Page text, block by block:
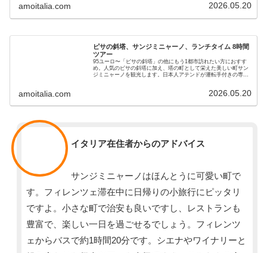
amoitalia.com 2026.05.20
ピサの斜塔、サンジミニャーノ、ランチタイム 8時間
ツアー
95ユーロ〜「ピサの斜塔」の他にもう1都市訪れたい方におすす
め。人気のピサの斜塔に加え、塔の町として栄えた美しい町サン
ジミニャーノを観光します。日本人アテンドが運転手付きの専用
amoitalia.com 2026.05.20
イタリア在住者からのアドバイス
サンジミニャーノはほんとうに可愛い町で
す。フィレンツェ滞在中に日帰りの小旅行にピッタリ
ですよ。小さな町で治安も良いですし、レストランも
豊富で、楽しい一日を過ごせるでしょう。フィレンツ
ェからバスで約1時間20分です。シエナやワイナリーと